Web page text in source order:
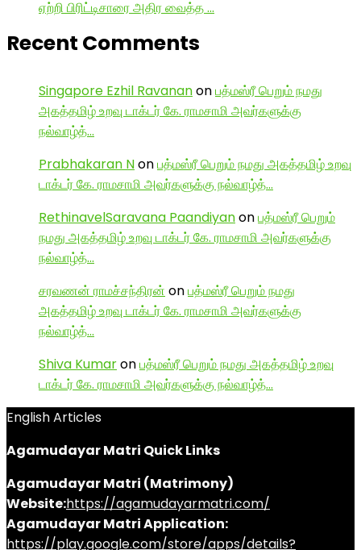
ஏற்றி பிரிட்டிசாரை அதிர வைத்த …
Recent Comments
Singapore Ezhil Ravananonபத்மஸ்ரீ பெறும் நமது
அகத்தமிழ் உறவு டாக்டர் கே. ராமசாமி அவர்களுக்கு
நல்வாழ்த்…
Prabhakaran Nonபத்மஸ்ரீ பெறும் நமது அகத்தமிழ் உறவு
டாக்டர் கே. ராமசாமி அவர்களுக்கு நல்வாழ்த்…
RethinavelSaravana Paandiyanonபத்மஸ்ரீ பெறும்
நமது அகத்தமிழ் உறவு டாக்டர் கே. ராமசாமி அவர்களுக்கு
நல்வாழ்த்…
சரவணன் ராமச்சந்திரன் onபத்மஸ்ரீ பெறும் நமது
அகத்தமிழ் உறவு டாக்டர் கே. ராமசாமி அவர்களுக்கு
நல்வாழ்த்…
Shiva Kumaronபத்மஸ்ரீ பெறும் நமது அகத்தமிழ் உறவு
டாக்டர் கே. ராமசாமி அவர்களுக்கு நல்வாழ்த்…
English Articles
Agamudayar Matri Quick Links
Agamudayar Matri (Matrimony)
Website:https://agamudayarmatri.com/
Agamudayar Matri Application:
https://play.google.com/store/apps/details?